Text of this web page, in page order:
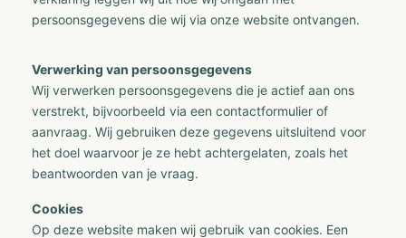
persoonsgegevens die wij via onze website ontvangen.
Verwerking van persoonsgegevens
​Wij verwerken persoonsgegevens die je actief aan ons
verstrekt, bijvoorbeeld via een contactformulier of
aanvraag. Wij gebruiken deze gegevens uitsluitend voor
het doel waarvoor je ze hebt achtergelaten, zoals het
beantwoorden van je vraag.
Cookies
Op deze website maken wij gebruik van cookies. Een